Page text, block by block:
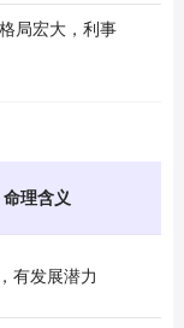
局宏大，利事
命理含义
有发展潜力